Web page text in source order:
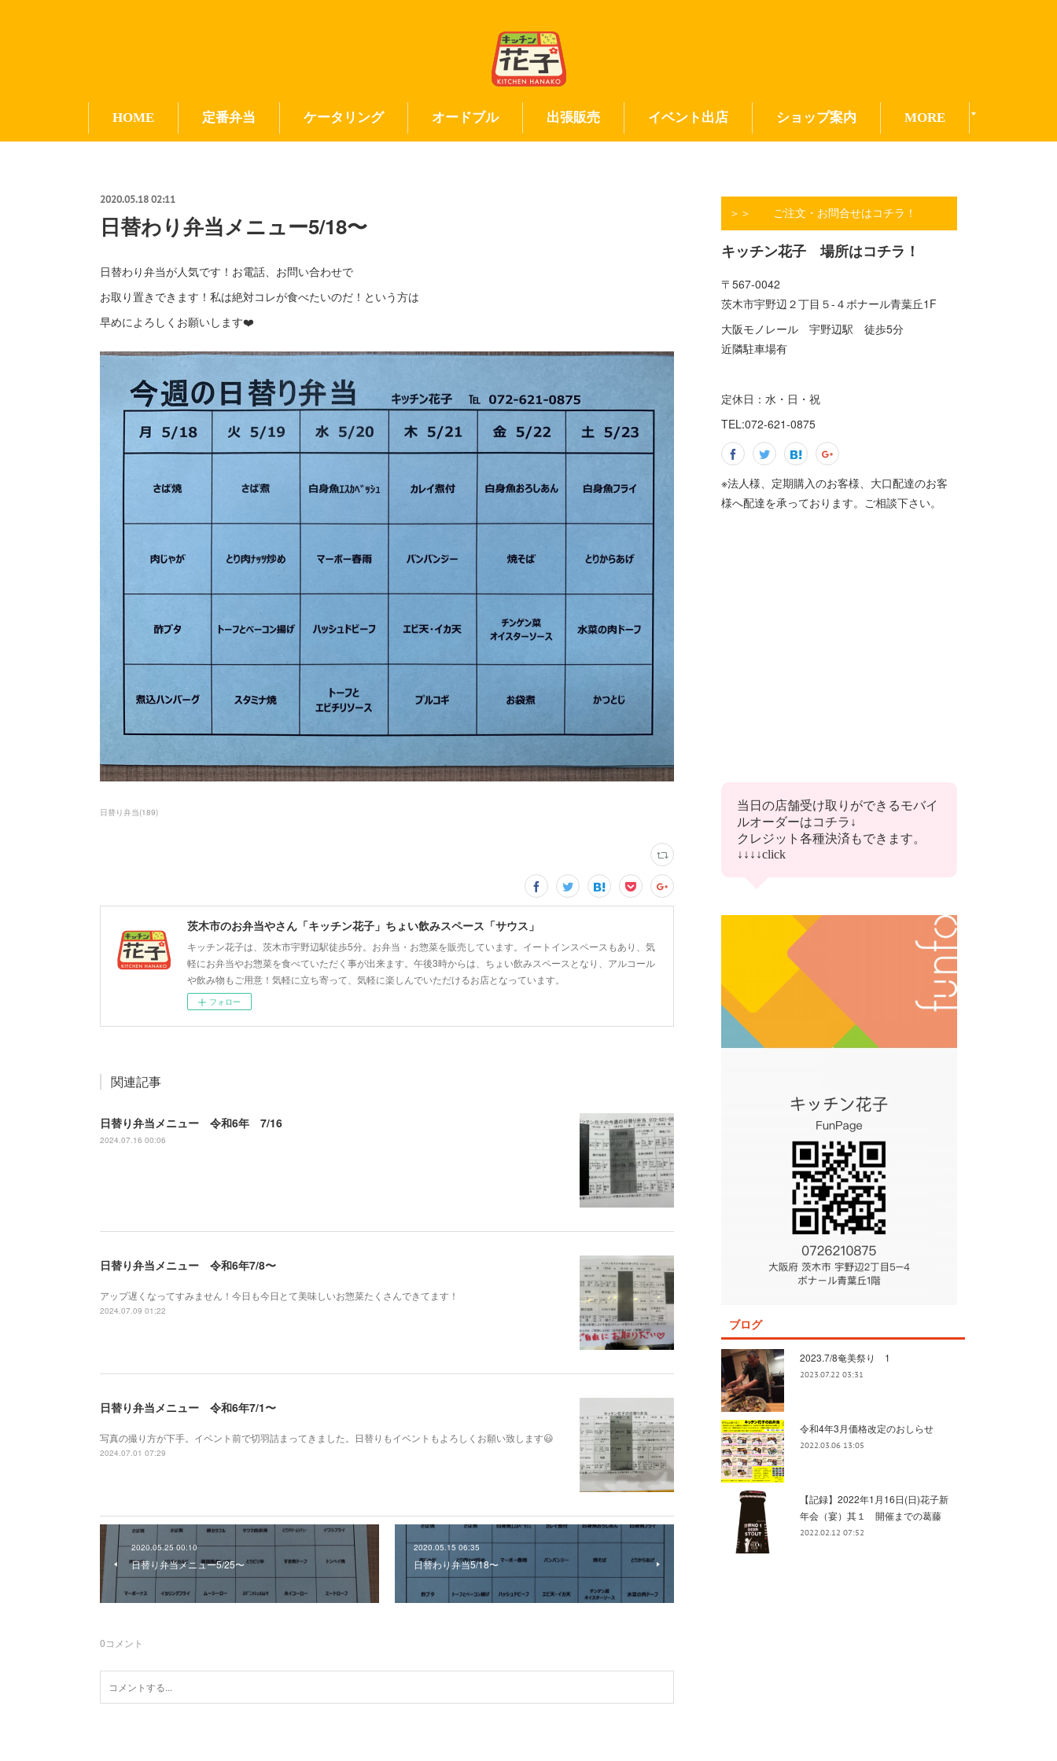
HOME 定番弁当 ケータリング オードブル 出張販売 イベント出店 ショップ案内 MORE
2020.05.18 02:11
日替わり弁当メニュー5/18〜
日替わり弁当が人気です！お電話、お問い合わせで
お取り置きできます！私は絶対コレが食べたいのだ！という方は
早めによろしくお願いします❤️
日替り弁当(189)
茨木市のお弁当やさん「キッチン花子」ちょい飲みスペース「サウス」
キッチン花子は、茨木市宇野辺駅徒歩5分。お弁当・お惣菜を販売しています。イートインスペースもあり、気
軽にお弁当やお惣菜を食べていただく事が出来ます。午後3時からは、ちょい飲みスペースとなり、アルコール
や飲み物もご用意！気軽に立ち寄って、気軽に楽しんでいただけるお店となっています。
フォロー
関連記事
日替り弁当メニュー 令和6年 7/16
2024.07.16 00:06
日替り弁当メニュー 令和6年7/8〜
アップ遅くなってすみません！今日も今日とて美味しいお惣菜たくさんできてます！
2024.07.09 01:22
日替り弁当メニュー 令和6年7/1〜
写真の撮り方が下手。イベント前で切羽詰まってきました。日替りもイベントもよろしくお願い致します😃
2024.07.01 07:29
2020.05.25 00:10
日替り弁当メニュー5/25〜
2020.05.15 06:35
日替わり弁当5/18〜
0コメント
＞＞ ご注文・お問合せはコチラ！
キッチン花子 場所はコチラ！
〒567-0042
茨木市宇野辺２丁目５-４ボナール青葉丘1F
大阪モノレール 宇野辺駅 徒歩5分
近隣駐車場有
定休日：水・日・祝
TEL:072-621-0875
※法人様、定期購入のお客様、大口配達のお客
様へ配達を承っております。ご相談下さい。
ブログ
2023.7/8奄美祭り 1
2023.07.22 03:31
令和4年3月価格改定のおしらせ
2022.03.06 13:05
【記録】2022年1月16日(日)花子新
年会（宴）其１ 開催までの葛藤
2022.02.12 07:52